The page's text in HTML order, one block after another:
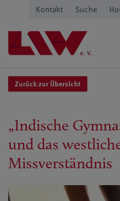
Kontakt Suche
Zurück zur Übersicht
„Indische
und das
Missverständnis